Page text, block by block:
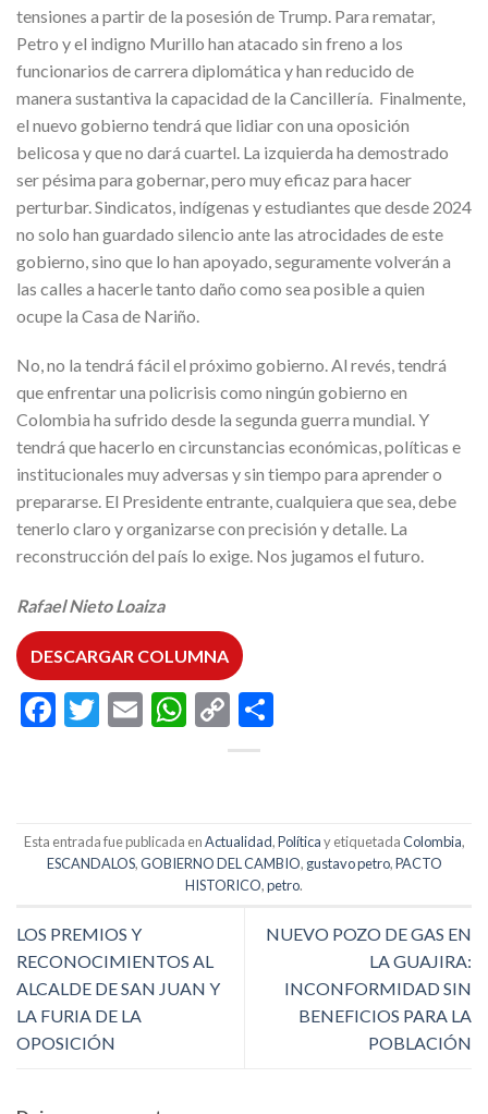
tensiones a partir de la posesión de Trump. Para rematar,
Petro y el indigno Murillo han atacado sin freno a los
funcionarios de carrera diplomática y han reducido de
manera sustantiva la capacidad de la Cancillería. Finalmente,
el nuevo gobierno tendrá que lidiar con una oposición
belicosa y que no dará cuartel. La izquierda ha demostrado
ser pésima para gobernar, pero muy eficaz para hacer
perturbar. Sindicatos, indígenas y estudiantes que desde 2024
no solo han guardado silencio ante las atrocidades de este
gobierno, sino que lo han apoyado, seguramente volverán a
las calles a hacerle tanto daño como sea posible a quien
ocupe la Casa de Nariño.
No, no la tendrá fácil el próximo gobierno. Al revés, tendrá
que enfrentar una policrisis como ningún gobierno en
Colombia ha sufrido desde la segunda guerra mundial. Y
tendrá que hacerlo en circunstancias económicas, políticas e
institucionales muy adversas y sin tiempo para aprender o
prepararse. El Presidente entrante, cualquiera que sea, debe
tenerlo claro y organizarse con precisión y detalle. La
reconstrucción del país lo exige. Nos jugamos el futuro.
Rafael Nieto Loaiza
DESCARGAR COLUMNA
Facebook
Twitter
EmailWhatsApp
Copy
Link
Esta entrada fue publicada enActualidad,Políticay etiquetadaColombia,
ESCANDALOS,GOBIERNO DEL CAMBIO, gustavo petro,PACTO
HISTORICO,petro.
LOS PREMIOS Y
RECONOCIMIENTOS AL
ALCALDE DE SAN JUAN Y
LA FURIA DE LA
OPOSICIÓN
NUEVO POZO DE GAS EN
LA GUAJIRA:
INCONFORMIDAD SIN
BENEFICIOS PARA LA
POBLACIÓN